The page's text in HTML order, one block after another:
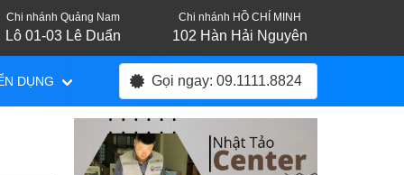
Chi nhánh Quảng Nam
Lô 01-03 Lê Duẩn
Chi nhánh HỒ CHÍ MINH
102 Hàn Hải Nguyên
DỤNG Gọi ngay: 09.1111.8824